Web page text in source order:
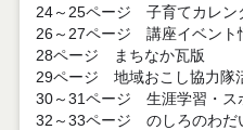
24～25ページ 子育てカレン
26～27ページ 講座イベント
28ページ まちなか瓦版
29ページ 地域おこし協力隊
30～31ページ 生涯学習・ス
32～33ページ のしろのわだ